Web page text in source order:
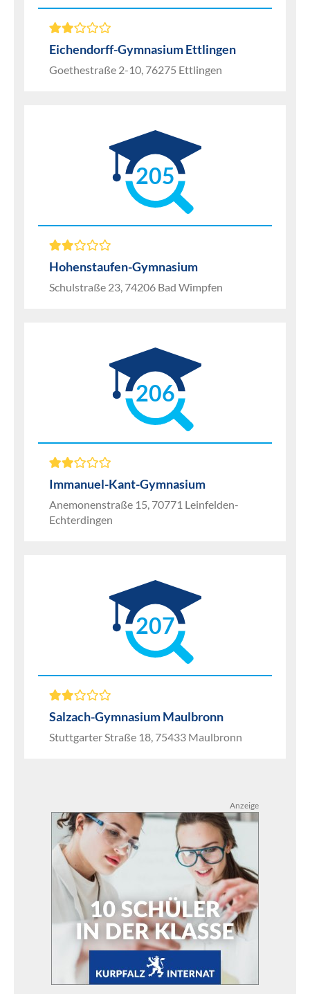
Eichendorff-Gymnasium Ettlingen
Goethestraße 2-10, 76275 Ettlingen
205
Hohenstaufen-Gymnasium
Schulstraße 23, 74206 Bad Wimpfen
206
Immanuel-Kant-Gymnasium
Anemonenstraße 15, 70771 Leinfelden-
Echterdingen
207
Salzach-Gymnasium Maulbronn
Stuttgarter Straße 18, 75433 Maulbronn
Anzeige